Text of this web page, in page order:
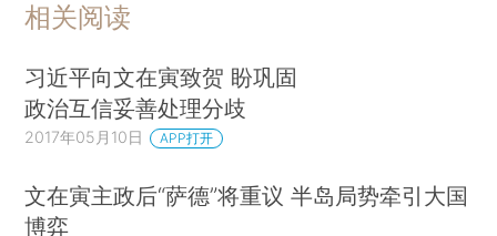
相关阅读
习近平向文在寅致贺 盼巩固
政治互信妥善处理分歧
2017年05月10日 APP打开
文在寅主政后“萨德”将重议 半岛局势牵引大国
博弈